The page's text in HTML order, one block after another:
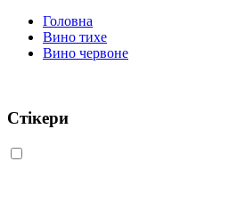
Головна
Вино тихе
Вино червоне
Стікери